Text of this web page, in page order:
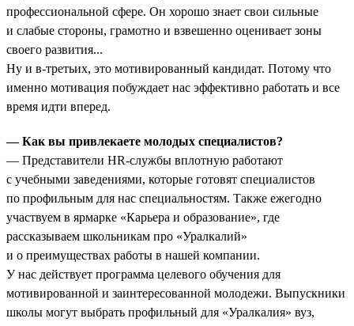
профессиональной сфере. Он хорошо знает свои сильные
и слабые стороны, грамотно и взвешенно оценивает зоны
своего развития...
Ну и в-третьих, это мотивированный кандидат. Потому что
именно мотивация побуждает нас эффективно работать и все
время идти вперед.
— Как вы привлекаете молодых специалистов?
— Представители HR-службы вплотную работают
с учебными заведениями, которые готовят специалистов
по профильным для нас специальностям. Также ежегодно
участвуем в ярмарке «Карьера и образование», где
рассказываем школьникам про «Уралкалий»
и о преимуществах работы в нашей компании.
У нас действует программа целевого обучения для
мотивированной и заинтересованной молодежи. Выпускники
школы могут выбрать профильный для «Уралкалия» вуз,